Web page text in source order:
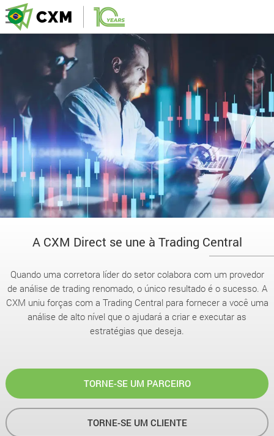
A CXM Direct se une à Trading Central
Quando uma corretora líder do setor colabora com um provedor
de análise de trading renomado, o único resultado é o sucesso. A
CXM uniu forças com a Trading Central para fornecer a você uma
análise de alto nível que o ajudará a criar e executar as
estratégias que deseja.
TORNE-SE UM PARCEIRO
TORNE-SE UM CLIENTE